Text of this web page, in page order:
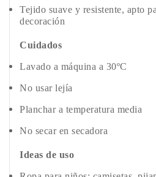
Tejido suave y resistente, apto
decoración
Cuidados
Lavado a máquina a 30ºC
No usar lejía
Planchar a temperatura media
No secar en secadora
Ideas de uso